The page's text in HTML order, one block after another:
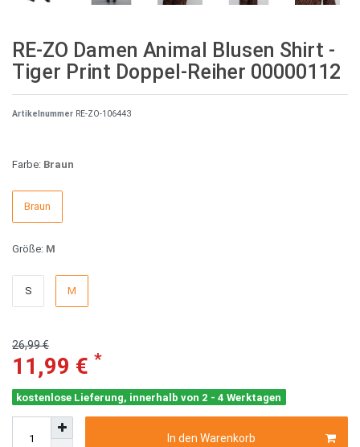
RE-ZO Damen Animal Blusen Shirt -
Tiger Print Doppel-Reiher 00000112
Artikelnummer RE-ZO-106443
Farbe: Braun
Braun
Größe: M
S M
26,99 €
11,99 € *
kostenlose Lieferung, innerhalb von 2 - 4 Werktagen
In den Warenkorb